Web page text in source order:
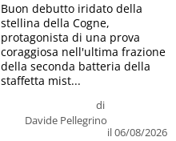
di
Davide Pellegrino
il 06/08/2026
Buon debutto iridato della
stellina della Cogne,
protagonista di una prova
coraggiosa nell'ultima frazione
della seconda batteria della
staffetta mist...